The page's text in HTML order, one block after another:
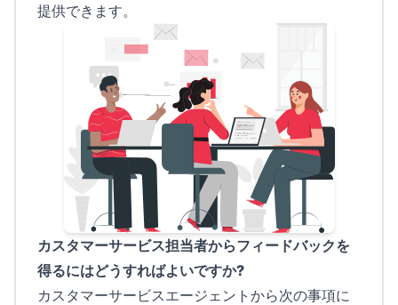
提供できます。
カスタマーサービス担当者からフィードバックを
得るにはどうすればよいですか?
カスタマーサービスエージェントから次の事項に